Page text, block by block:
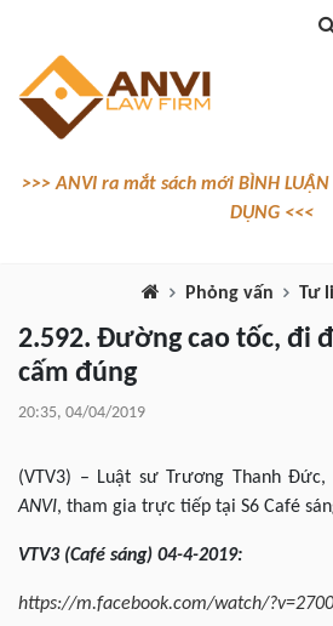
>>> ANVI ra mắt sách mới BÌNH LUẬN
DỤNG <<<
Phỏng vấn Tư
2.592. Đường cao tốc, đi
cấm đúng
20:35, 04/04/2019
(VTV3) – Luật sư Trương Thanh Đức,
ANVI, tham gia trực tiếp tại S6 Café
VTV3 (Café sáng) 04-4-2019:
https://m.facebook.com/watch/